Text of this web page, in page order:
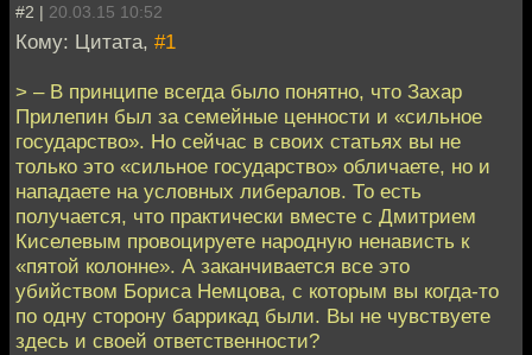
#2 | 20.03.15 10:52
Кому: Цитата, #1
> – В принципе всегда было понятно, что Захар
Прилепин был за семейные ценности и «сильное
государство». Но сейчас в своих статьях вы не
только это «сильное государство» обличаете, но и
нападаете на условных либералов. То есть
получается, что практически вместе с Дмитрием
Киселевым провоцируете народную ненависть к
«пятой колонне». А заканчивается все это
убийством Бориса Немцова, с которым вы когда-то
по одну сторону баррикад были. Вы не чувствуете
здесь и своей ответственности?